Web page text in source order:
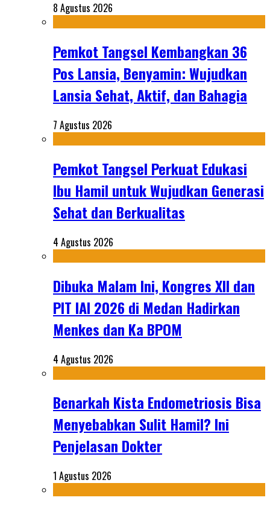
8 Agustus 2026
Pemkot Tangsel Kembangkan 36
Pos Lansia, Benyamin: Wujudkan
Lansia Sehat, Aktif, dan Bahagia
7 Agustus 2026
Pemkot Tangsel Perkuat Edukasi
Ibu Hamil untuk Wujudkan Generasi
Sehat dan Berkualitas
4 Agustus 2026
Dibuka Malam Ini, Kongres XII dan
PIT IAI 2026 di Medan Hadirkan
Menkes dan Ka BPOM
4 Agustus 2026
Benarkah Kista Endometriosis Bisa
Menyebabkan Sulit Hamil? Ini
Penjelasan Dokter
1 Agustus 2026